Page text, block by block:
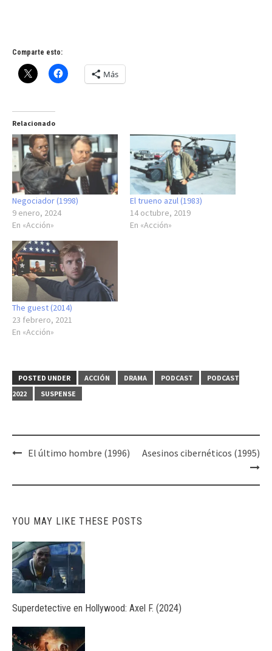
Comparte esto:
Más
Relacionado
Negociador (1998)
9 enero, 2024
En «Acción»
El trueno azul (1983)
14 octubre, 2019
En «Acción»
The guest (2014)
23 febrero, 2021
En «Acción»
POSTED UNDER ACCIÓN DRAMA PODCAST
PODCAST
2022
SUSPENSE
PostEl último hombre (1996) Asesinos cibernéticos (1995)
YOU MAY LIKE THESE POSTS
Superdetective en Hollywood: Axel F. (2024)